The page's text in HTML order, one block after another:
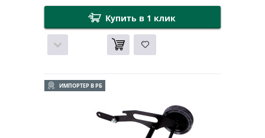
Купить в 1 клик
ИМПОРТЕР В РБ